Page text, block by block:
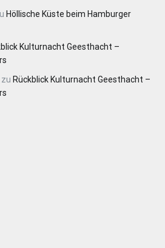
Höllische Küste beim Hamburger
Kulturnacht Geesthacht –
zu Rückblick Kulturnacht Geesthacht –